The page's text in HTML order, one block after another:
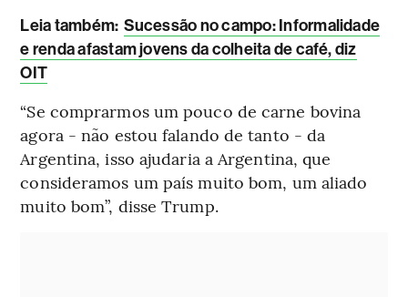
Leia também: Sucessão no campo: Informalidade
e renda afastam jovens da colheita de café, diz
OIT
“Se comprarmos um pouco de carne bovina
agora - não estou falando de tanto - da
Argentina, isso ajudaria a Argentina, que
consideramos um país muito bom, um aliado
muito bom”, disse Trump.